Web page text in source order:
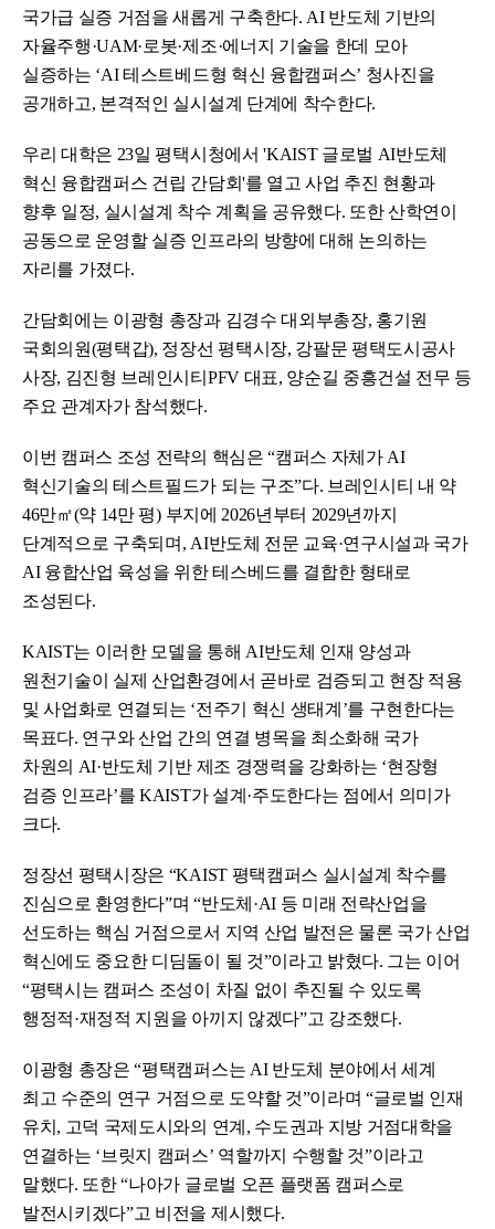
국가급 실증 거점을 새롭게 구축한다. AI 반도체 기반의
자율주행·UAM·로봇·제조·에너지 기술을 한데 모아
실증하는 ‘AI 테스트베드형 혁신 융합캠퍼스’ 청사진을
공개하고, 본격적인 실시설계 단계에 착수한다.
우리 대학은 23일 평택시청에서 'KAIST 글로벌 AI반도체
혁신 융합캠퍼스 건립 간담회'를 열고 사업 추진 현황과
향후 일정, 실시설계 착수 계획을 공유했다. 또한 산학연이
공동으로 운영할 실증 인프라의 방향에 대해 논의하는
자리를 가졌다.
간담회에는 이광형 총장과 김경수 대외부총장, 홍기원
국회의원(평택갑), 정장선 평택시장, 강팔문 평택도시공사
사장, 김진형 브레인시티PFV 대표, 양순길 중흥건설 전무 등
주요 관계자가 참석했다.
이번 캠퍼스 조성 전략의 핵심은 “캠퍼스 자체가 AI
혁신기술의 테스트필드가 되는 구조”다. 브레인시티 내 약
46만㎡(약 14만 평) 부지에 2026년부터 2029년까지
단계적으로 구축되며, AI반도체 전문 교육·연구시설과 국가
AI 융합산업 육성을 위한 테스베드를 결합한 형태로
조성된다.
KAIST는 이러한 모델을 통해 AI반도체 인재 양성과
원천기술이 실제 산업환경에서 곧바로 검증되고 현장 적용
및 사업화로 연결되는 ‘전주기 혁신 생태계’를 구현한다는
목표다. 연구와 산업 간의 연결 병목을 최소화해 국가
차원의 AI·반도체 기반 제조 경쟁력을 강화하는 ‘현장형
검증 인프라’를 KAIST가 설계·주도한다는 점에서 의미가
크다.
정장선 평택시장은 “KAIST 평택캠퍼스 실시설계 착수를
진심으로 환영한다”며 “반도체·AI 등 미래 전략산업을
선도하는 핵심 거점으로서 지역 산업 발전은 물론 국가 산업
혁신에도 중요한 디딤돌이 될 것”이라고 밝혔다. 그는 이어
“평택시는 캠퍼스 조성이 차질 없이 추진될 수 있도록
행정적·재정적 지원을 아끼지 않겠다”고 강조했다.
이광형 총장은 “평택캠퍼스는 AI 반도체 분야에서 세계
최고 수준의 연구 거점으로 도약할 것”이라며 “글로벌 인재
유치, 고덕 국제도시와의 연계, 수도권과 지방 거점대학을
연결하는 ‘브릿지 캠퍼스’ 역할까지 수행할 것”이라고
말했다. 또한 “나아가 글로벌 오픈 플랫폼 캠퍼스로
발전시키겠다”고 비전을 제시했다.